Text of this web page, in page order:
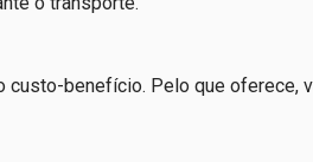
benefício. Pelo que oferece,